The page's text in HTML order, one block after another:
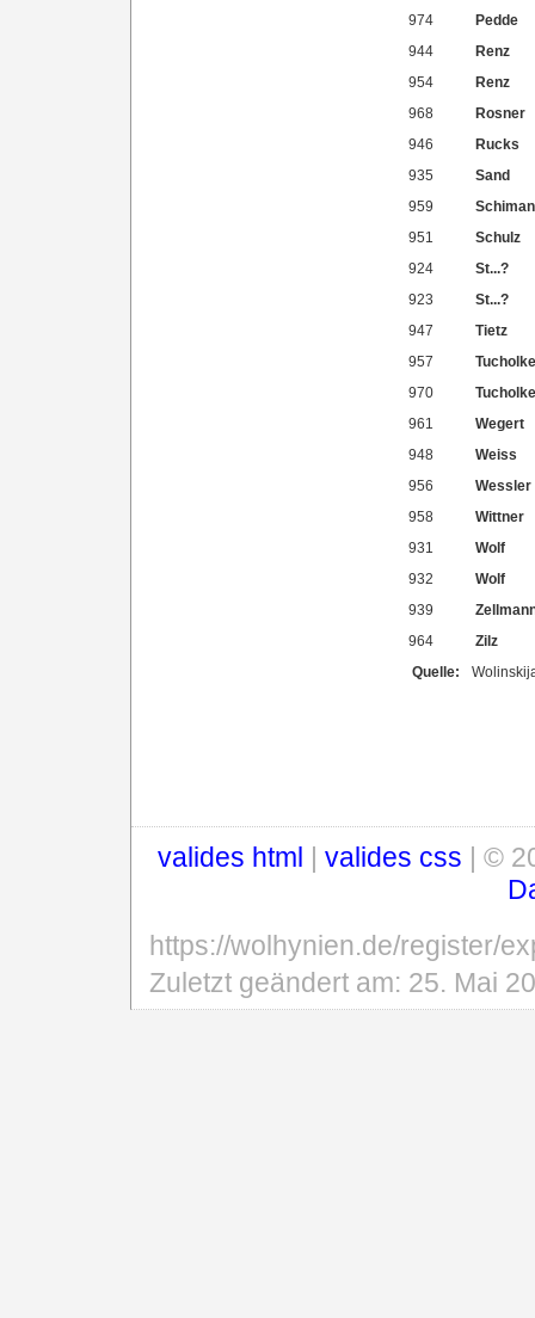
Quelle:
974
Pedde
944
Renz
954
Renz
968
Rosner
946
Rucks
935
Sand
959
951
Schulz
924
St...?
923
St...?
947
Tietz
957
970
961
Wegert
948
Weiss
956
Wessler
958
Wittner
931
Wolf
932
Wolf
939
964
Zilz
valides html | valides css | ©
https://wolhynien.de/register/
Zuletzt geändert am: 25. Mai